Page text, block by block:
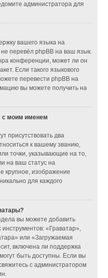
администратора для
вашего языка на
перевёл phpBB на ваш язык.
конференции, может ли он
Если такого языкового
перевести phpBB на
вы можете получить на
с моим именем
присутствовать два
к вашему званию,
точки, указывающие на то,
на ваш статус на
крупное, изображение
для каждого
вы можете добавить
«Граватар»,
или «Загружаемая
включена ли поддержка
быть доступны. Если вы
с администратором